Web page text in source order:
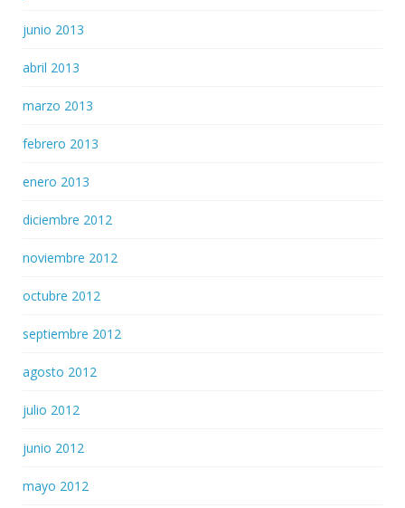
junio 2013
abril 2013
marzo 2013
febrero 2013
enero 2013
diciembre 2012
noviembre 2012
octubre 2012
septiembre 2012
agosto 2012
julio 2012
junio 2012
mayo 2012